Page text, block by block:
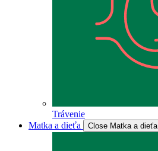
Trávenie
Matka a dieťa
Close Matka a dieťa